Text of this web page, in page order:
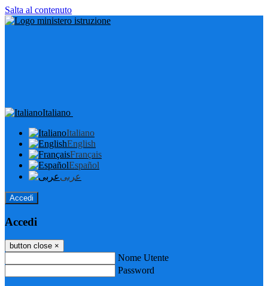
Salta al contenuto
Italiano
Italiano
English
Français
Español
عربى
Accedi
Accedi
button close ×
Nome Utente
Password